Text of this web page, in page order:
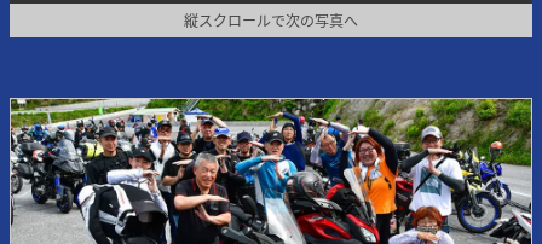
縦スクロールで次の写真へ